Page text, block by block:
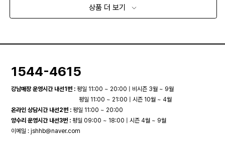
상품 더 보기
1544-4615
강남매장 운영시간 내선1번 : 평일 11:00 ~ 20:00 | 비시즌 3월 ~ 9월
평일 11:00 ~ 21:00 | 시즌 10월 ~ 4월
온라인 상담시간 내선2번 : 평일 11:00 ~ 20:00
양수리 운영시간 내선3번 : 평일 09:00 ~ 18:00 | 시즌 4월 ~ 9월
이메일 :jshhb@naver.com